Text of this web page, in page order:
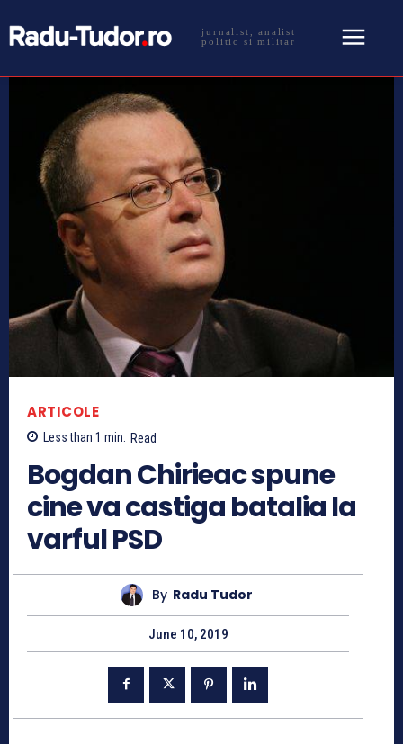
jurnalist, analist
politic si militar
ARTICOLE
Less than 1 min. Read
Bogdan Chirieac spune
cine va castiga batalia la
varful PSD
By Radu Tudor
June 10, 2019